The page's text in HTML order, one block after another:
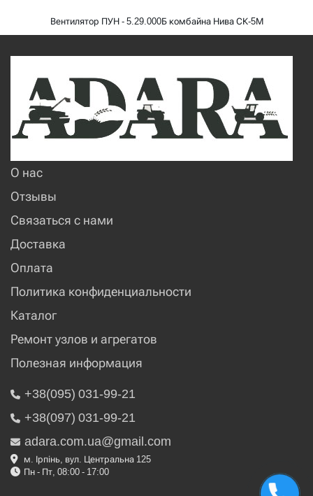
Вентилятор ПУН - 5.29.000Б комбайна Нива СК-5М
О нас
Отзывы
Связаться с нами
Доставка
Оплата
Политика конфиденциальности
Каталог
Ремонт узлов и агрегатов
Полезная информация
+38(095) 031-99-21
+38(097) 031-99-21
adara.com.ua@gmail.com
м. Ірпінь, вул. Центральна 125
Пн - Пт, 08:00 - 17:00